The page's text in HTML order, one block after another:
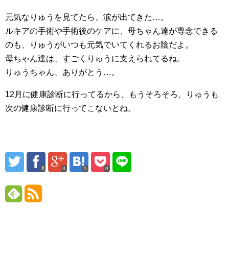
元気なりゅうを見てたら、涙が出てきた…。
ルキアの手術や手術後のケアに、母ちゃん達が専念できる
のも、りゅうがいつも元気でいてくれるお陰だよ。
母ちゃん達は、すごくりゅうに支えられてるね。
りゅうちゃん、ありがとう…。
12月に健康診断に行ってるから、もうそろそろ、りゅうも
次の健康診断に行ってこないとね。
0 0 0